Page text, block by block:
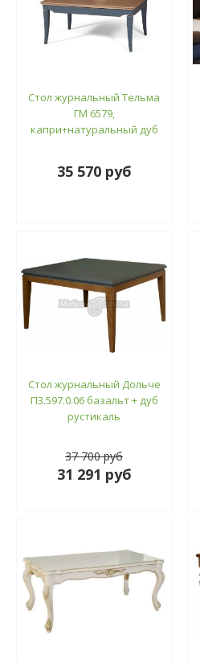
Стол журнальный Тельма
ГМ 6579,
капри+натуральный дуб
35 570 руб
Стол журнальный Дольче
П3.597.0.06 базальт + дуб
рустикаль
37 700 руб
31 291 руб